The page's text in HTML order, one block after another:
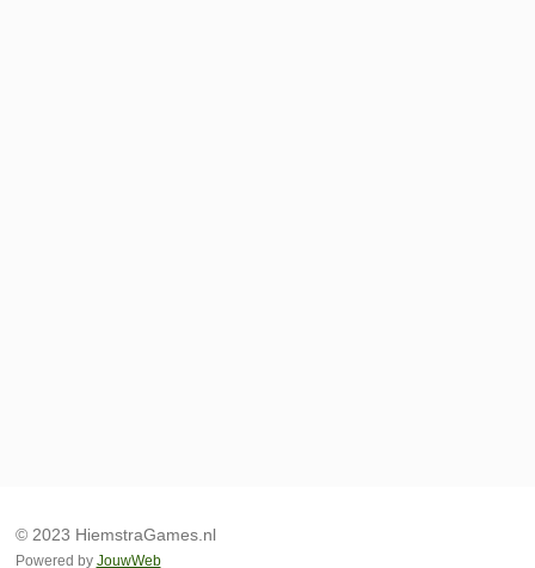
© 2023 HiemstraGames.nl
Powered by JouwWeb